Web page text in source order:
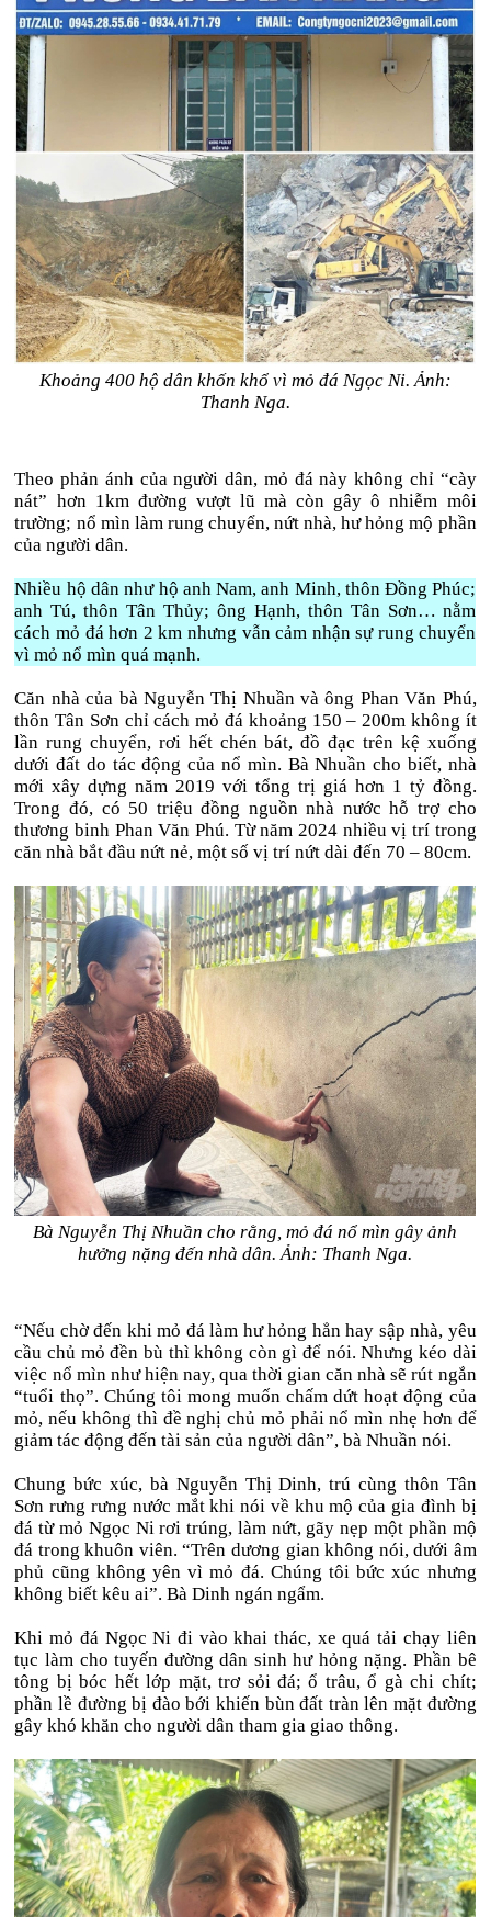
Khoảng 400 hộ dân khốn khổ vì mỏ đá Ngọc Ni. Ảnh:
Thanh Nga.
Theo phản ánh của người dân, mỏ đá này không chỉ “cày
nát” hơn 1km đường vượt lũ mà còn gây ô nhiễm môi
trường; nổ mìn làm rung chuyển, nứt nhà, hư hỏng mộ phần
của người dân.
Nhiều hộ dân như hộ anh Nam, anh Minh, thôn Đồng Phúc;
anh Tú, thôn Tân Thủy; ông Hạnh, thôn Tân Sơn… nằm
cách mỏ đá hơn 2 km nhưng vẫn cảm nhận sự rung chuyển
vì mỏ nổ mìn quá mạnh.
Căn nhà của bà Nguyễn Thị Nhuần và ông Phan Văn Phú,
thôn Tân Sơn chỉ cách mỏ đá khoảng 150 – 200m không ít
lần rung chuyển, rơi hết chén bát, đồ đạc trên kệ xuống
dưới đất do tác động của nổ mìn. Bà Nhuần cho biết, nhà
mới xây dựng năm 2019 với tổng trị giá hơn 1 tỷ đồng.
Trong đó, có 50 triệu đồng nguồn nhà nước hỗ trợ cho
thương binh Phan Văn Phú. Từ năm 2024 nhiều vị trí trong
căn nhà bắt đầu nứt nẻ, một số vị trí nứt dài đến 70 – 80cm.
Bà Nguyễn Thị Nhuần cho rằng, mỏ đá nổ mìn gây ảnh
hưởng nặng đến nhà dân. Ảnh: Thanh Nga.
“Nếu chờ đến khi mỏ đá làm hư hỏng hẳn hay sập nhà, yêu
cầu chủ mỏ đền bù thì không còn gì để nói. Nhưng kéo dài
việc nổ mìn như hiện nay, qua thời gian căn nhà sẽ rút ngắn
“tuổi thọ”. Chúng tôi mong muốn chấm dứt hoạt động của
mỏ, nếu không thì đề nghị chủ mỏ phải nổ mìn nhẹ hơn để
giảm tác động đến tài sản của người dân”, bà Nhuần nói.
Chung bức xúc, bà Nguyễn Thị Dinh, trú cùng thôn Tân
Sơn rưng rưng nước mắt khi nói về khu mộ của gia đình bị
đá từ mỏ Ngọc Ni rơi trúng, làm nứt, gãy nẹp một phần mộ
đá trong khuôn viên. “Trên dương gian không nói, dưới âm
phủ cũng không yên vì mỏ đá. Chúng tôi bức xúc nhưng
không biết kêu ai”. Bà Dinh ngán ngẩm.
Khi mỏ đá Ngọc Ni đi vào khai thác, xe quá tải chạy liên
tục làm cho tuyến đường dân sinh hư hỏng nặng. Phần bê
tông bị bóc hết lớp mặt, trơ sỏi đá; ổ trâu, ổ gà chi chít;
phần lề đường bị đào bới khiến bùn đất tràn lên mặt đường
gây khó khăn cho người dân tham gia giao thông.